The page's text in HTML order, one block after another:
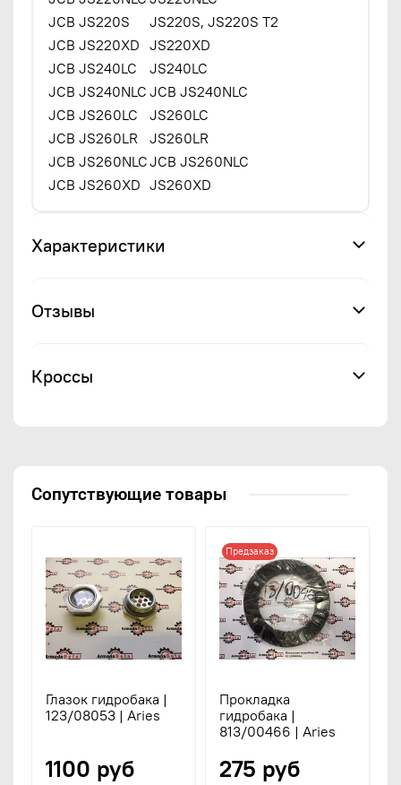
JCB JS220S
JS220S, JS220S T2
JCB JS220XD JS220XD
JCB JS240LC
JS240LC
JCB JS240NLC JCB JS240NLC
JCB JS260LC
JS260LC
JCB JS260LR
JS260LR
JCB JS260NLCJCB JS260NLC
JCB JS260XD JS260XD
Характеристики
Отзывы
Кроссы
Сопутствующие товары
Глазок гидробака |
123/08053 | Aries
1100 руб
Предзаказ
Прокладка
гидробака |
813/00466 | Aries
275 руб